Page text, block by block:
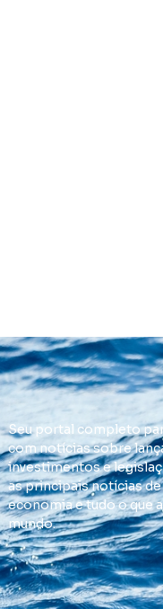
Seu portal completo
com notícias sobre
investimentos e
as principais notícias
economia e tudo o que
mundo.